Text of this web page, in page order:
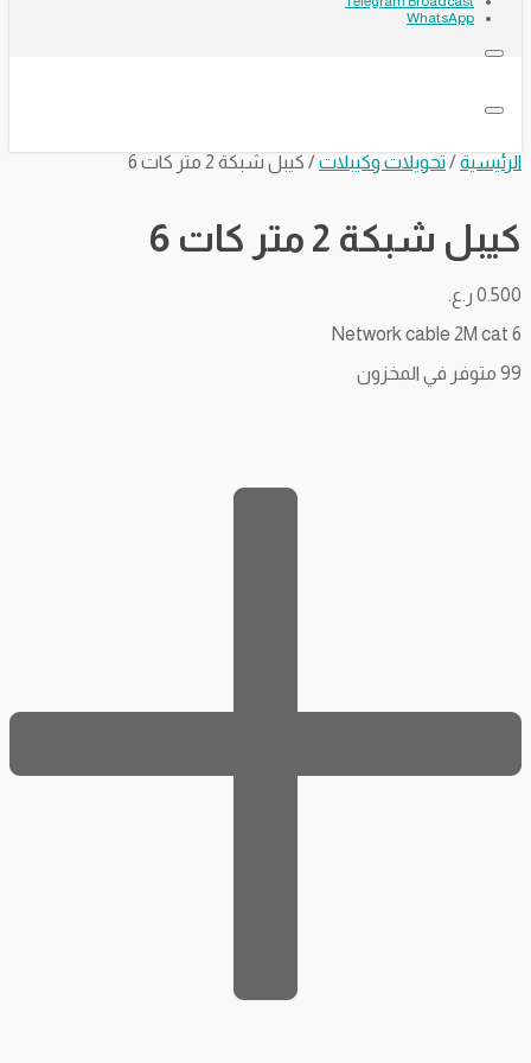
WhatsApp
الرئيسية/ تحويلات وكيبلات/ كيبل شبكة 2 متر كات 6
كيبل شبكة 2 متر كات 6
0.500 ر.ع.
Network cable 2M cat 6
99 متوفر في المخزون